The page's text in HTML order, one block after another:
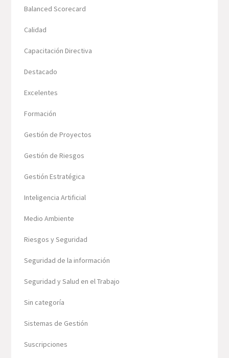
Balanced Scorecard
Calidad
Capacitación Directiva
Destacado
Excelentes
Formación
Gestión de Proyectos
Gestión de Riesgos
Gestión Estratégica
Inteligencia Artificial
Medio Ambiente
Riesgos y Seguridad
Seguridad de la información
Seguridad y Salud en el Trabajo
Sin categoría
Sistemas de Gestión
Suscripciones